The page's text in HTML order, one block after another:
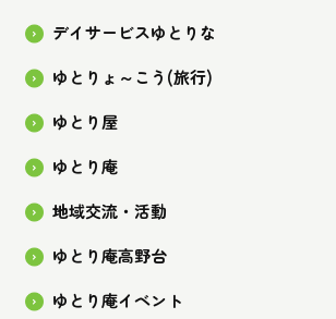
デイサービスゆとりな
ゆとりょ～こう(旅行)
ゆとり屋
ゆとり庵
地域交流・活動
ゆとり庵高野台
ゆとり庵イベント